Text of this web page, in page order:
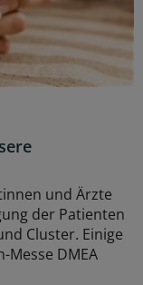
und Ärzte
der Patienten
Cluster. Einige
Messe DMEA